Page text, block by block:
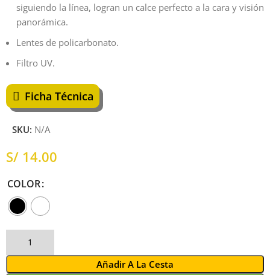
siguiendo la línea, logran un calce perfecto a la cara y visión
panorámica.
Lentes de policarbonato.
Filtro UV.
Ficha Técnica
SKU: N/A
S/
COLOR
Añadir A La Cesta